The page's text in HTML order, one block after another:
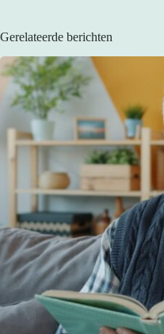
Gerelateerde berichten